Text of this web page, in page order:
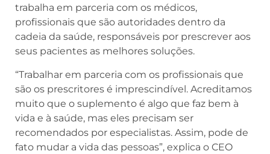
trabalha em parceria com os médicos,
profissionais que são autoridades dentro da
cadeia da saúde, responsáveis por prescrever aos
seus pacientes as melhores soluções.
“Trabalhar em parceria com os profissionais que
são os prescritores é imprescindível. Acreditamos
muito que o suplemento é algo que faz bem à
vida e à saúde, mas eles precisam ser
recomendados por especialistas. Assim, pode de
fato mudar a vida das pessoas”, explica o CEO